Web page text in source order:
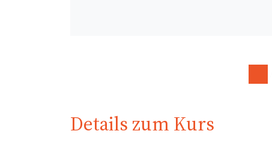
Details zum Kurs